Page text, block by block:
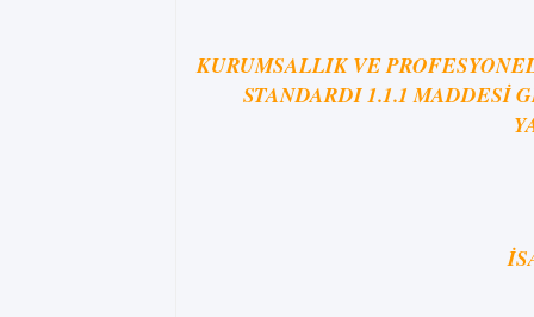
KURUMSALLIK VE
STANDARDI 1.1.1 MADDESİ